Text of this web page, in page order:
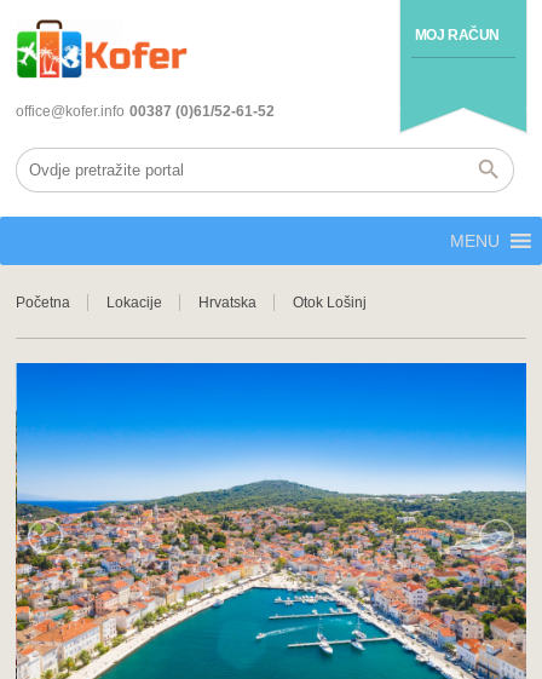
MOJ RAČUN
office@kofer.info 00387 (0)61/52-61-52
MENU
Početna Lokacije Hrvatska Otok Lošinj